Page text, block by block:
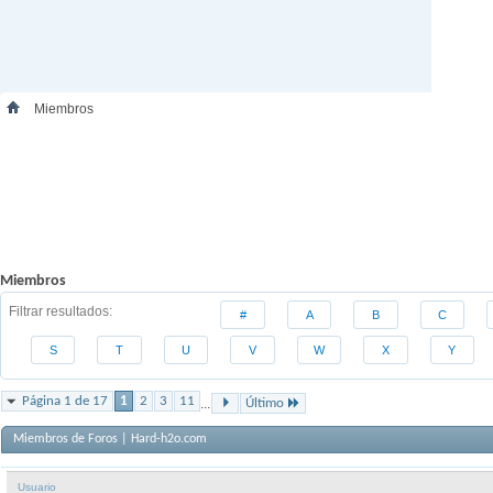
Miembros
Miembros
Filtrar resultados # A B C
S T U V W X Y
Página 1 de 17 1 2 3 11 ... Último
Miembros de Foros | Hard-h2o.com
Usuario